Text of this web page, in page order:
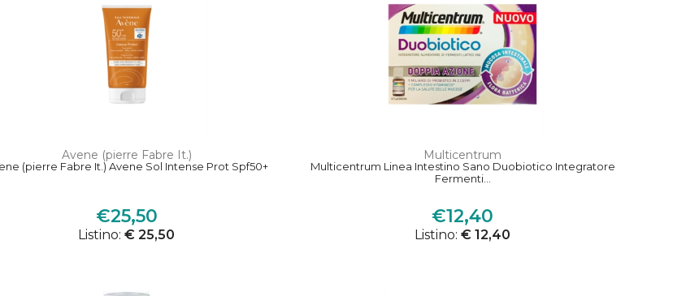
Avene (pierre Fabre It.)
(pierre Fabre It.) Avene Sol Intense Prot Spf50+
€25,50
Listino:€ 25,50
Multicentrum
Multicentrum Linea Intestino Sano Duobiotico Integratore
Fermenti...
€12,40
Listino:€ 12,40